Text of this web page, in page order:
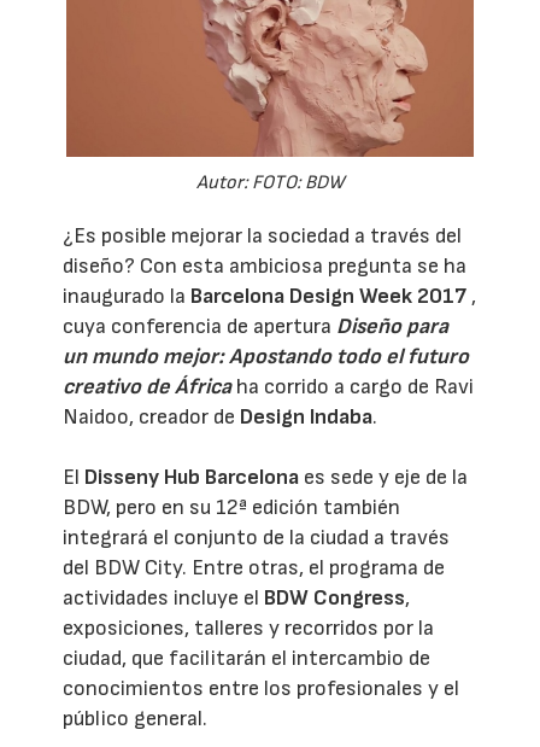
Autor: FOTO: BDW
¿Es posible mejorar la sociedad a través del
diseño? Con esta ambiciosa pregunta se ha
inaugurado la Barcelona Design Week 2017 ,
cuya conferencia de apertura Diseño para
un mundo mejor: Apostando todo el futuro
creativo de África ha corrido a cargo de Ravi
Naidoo, creador de Design Indaba.
El Disseny Hub Barcelona es sede y eje de la
BDW, pero en su 12ª edición también
integrará el conjunto de la ciudad a través
del BDW City. Entre otras, el programa de
actividades incluye el BDW Congress,
exposiciones, talleres y recorridos por la
ciudad, que facilitarán el intercambio de
conocimientos entre los profesionales y el
público general.